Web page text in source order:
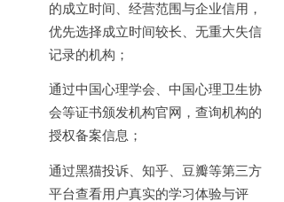
的成立时间、经营范围与企业信用，
优先选择成立时间较长、无重大失信
记录的机构；
通过中国心理学会、中国心理卫生协
会等证书颁发机构官网，查询机构的
授权备案信息；
通过黑猫投诉、知乎、豆瓣等第三方
平台查看用户真实的学习体验与评